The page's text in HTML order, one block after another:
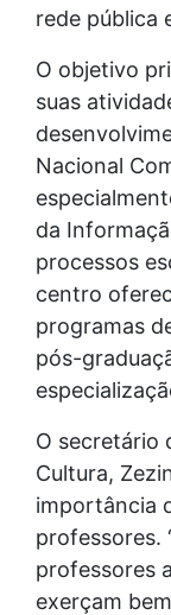
rede pública
O objetivo
suas
Nacional
da
processos
centro
programas
pós-
O secretário
Cultura,
importância
professores.
professores
exerçam